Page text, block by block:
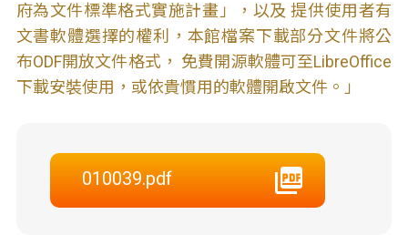
府為文件標準格式實施計畫」，以及 提供使用者有
文書軟體選擇的權利，本館檔案下載部分文件將公
布ODF開放文件格式， 免費開源軟體可至LibreOffice
下載安裝使用，或依貴慣用的軟體開啟文件。」
010039.pdf